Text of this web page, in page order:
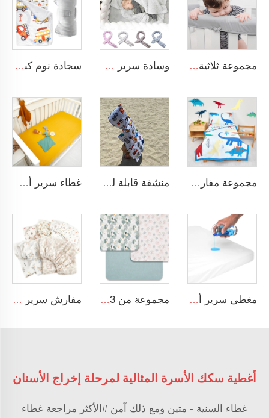
مجموعة ثلاثية القطع من أغطية سرير الطفل المبطنة والمصنوعة من البوليستر الناعم والآمن وسادة سرير مجديلة ومربوطة ناعمة ومريحة لطفل صغير يناسب عش النوم للمواليد الجدد سجادة نوم كبيرة قابلة لللف بتصميم طرق المواصلات مع وسادة وغطاء قابل للإزالة
مجموعة مفارش سرير بألوان ديناصورات مطبوعة للأولاد منشفة قابلة للارتداء للأطفال الصغار للاستحمام أو الشاطئ مع غطاء ناعم غطاء سرير أطفال من القطن المسلي المحايد، شريحة مثبتة بألوان صلبة لسرير الأطفال
مغطى سرير أطفال مقاوم للماء بلون أبيض بنمط بسيط وناعم، ملاءة سرير أطفال مقاومة للماء مجموعة من 3 قطع من أغطية السرير القطنية المسملة المطبوعة بالنقوش الزهرية الملونة ناعمة وقابلة للتنفس مفارش سرير أطفال ناعمة من القطن الموسلي بنسبة 100٪ بكميات صغيرة مخصصة
أغطية سكك الأسرة المثالية لمرحلة إخراج الأسنان
غطاء السنية - متين ومع ذلك آمن #الأكثر مراجعة غطاء